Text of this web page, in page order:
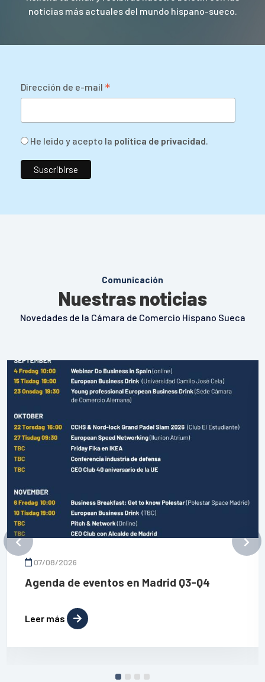
noticias más actuales del mundo hispano-sueco.
Dirección de e-mail *
He leido y acepto la política de privacidad.
Comunicación
Nuestras noticias
Novedades de la Cámara de Comercio Hispano Sueca
07/08/2026
Agenda de eventos en Madrid Q3-Q4
Leer más